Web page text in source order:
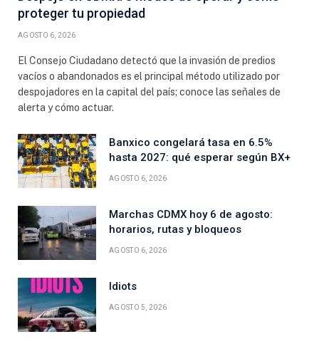
proteger tu propiedad
AGOSTO 6, 2026
El Consejo Ciudadano detectó que la invasión de predios
vacíos o abandonados es el principal método utilizado por
despojadores en la capital del país; conoce las señales de
alerta y cómo actuar.
Banxico congelará tasa en 6.5%
hasta 2027: qué esperar según BX+
AGOSTO 6, 2026
Marchas CDMX hoy 6 de agosto:
horarios, rutas y bloqueos
AGOSTO 6, 2026
Idiots
AGOSTO 5, 2026